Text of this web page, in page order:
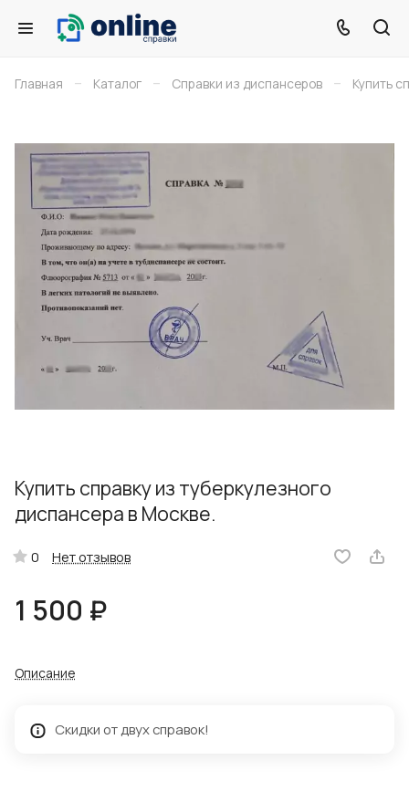
Главная – Каталог – Справки из диспансеров – Купить
Купить справку из туберкулезного
диспансера в Москве.
0 Нет отзывов
1 500 ₽
Описание
Скидки от двух справок!